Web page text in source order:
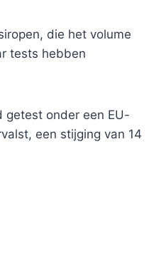
die het volume
tests hebben
getest onder een EU-
een stijging van 14